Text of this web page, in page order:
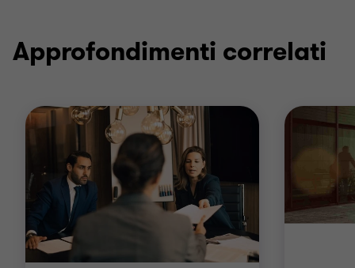
Approfondimenti correlati